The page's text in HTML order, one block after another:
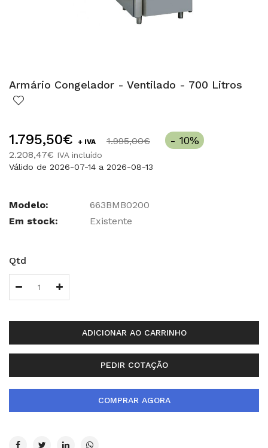
Armário Congelador - Ventilado - 700 Litros
1.795,50€ + IVA 1.995,00€ - 10%
2.208,47€ IVA incluído
Válido de 2026-07-14 a 2026-08-13
Modelo:
663BMB0200
Em stock:
Existente
Qtd
ADICIONAR AO CARRINHO
PEDIR COTAÇÃO
COMPRAR AGORA